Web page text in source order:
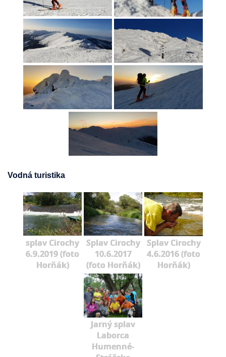
Vodná turistika
splav Cirochy
6.9.2019 (foto
Horňák)
Splav Cirochy
10.6.2017
(foto Horňák)
Splav Cirochy
4.6.2016 (foto
Horňák)
Jarný splav
Laborca
Humenné-